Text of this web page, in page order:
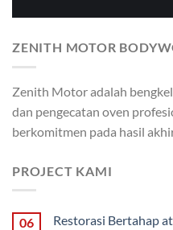
ZENITH MOTOR
Zenith Motor adalah
dan pengecatan oven
berkomitmen pada hasil
PROJECT KAMI
06
Restorasi Bertahap